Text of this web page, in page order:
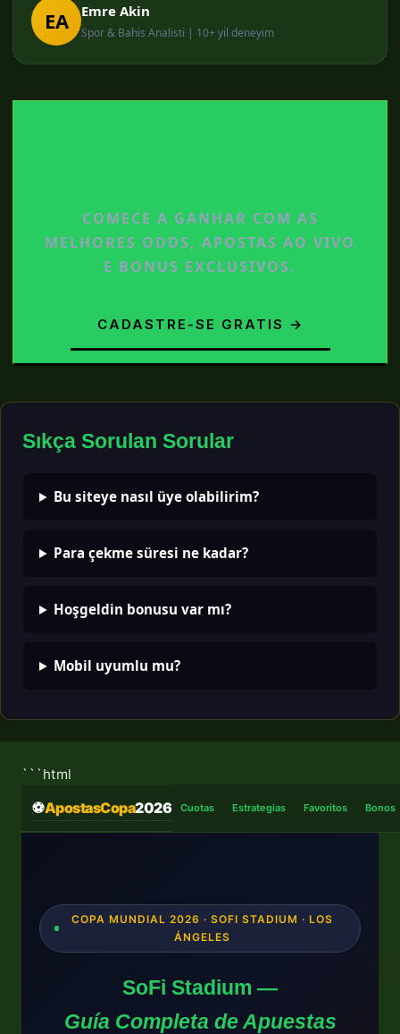
EA Emre Akin
Spor & Bahis Analisti | 10+ yil deneyim
COMECE A GANHAR COM AS
MELHORES ODDS, APOSTAS AO VIVO
E BONUS EXCLUSIVOS.
CADASTRE-SE GRATIS →
Sıkça Sorulan Sorular
Bu siteye nasıl üye olabilirim?
Para çekme süresi ne kadar?
Hoşgeldin bonusu var mı?
Mobil uyumlu mu?
```html
⚽ApostasCopa2026 Cuotas Estrategias Favoritos Bonos
COPA MUNDIAL 2026 · SOFI STADIUM · LOS
ÁNGELES
SoFi Stadium —
Guía Completa de Apuestas